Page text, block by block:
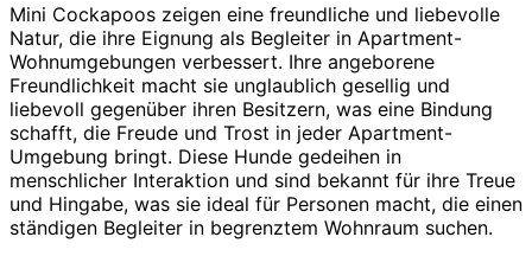
Mini Cockapoos zeigen eine freundliche und liebevolle
Natur, die ihre Eignung als Begleiter in Apartment-
Wohnumgebungen verbessert. Ihre angeborene
Freundlichkeit macht sie unglaublich gesellig und
liebevoll gegenüber ihren Besitzern, was eine Bindung
schafft, die Freude und Trost in jeder Apartment-
Umgebung bringt. Diese Hunde gedeihen in
menschlicher Interaktion und sind bekannt für ihre Treue
und Hingabe, was sie ideal für Personen macht, die einen
ständigen Begleiter in begrenztem Wohnraum suchen.